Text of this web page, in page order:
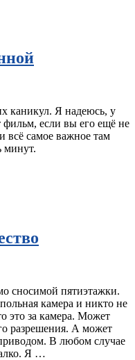
каникул. Я надеюсь, у
фильм, если вы его ещё не
всё самое важное там
минут.
сносимой пятиэтажки.
камера и никто не
это за камера. Может
разрешения. А может
В любом случае
Я …